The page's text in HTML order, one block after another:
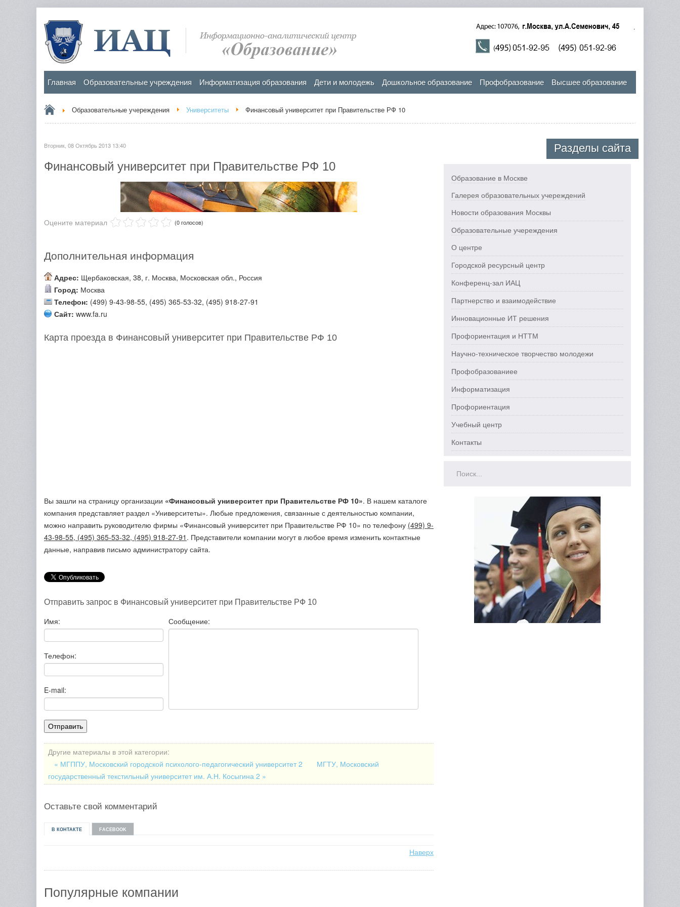
Главная Образовательные учреждения Информатизация образования Дети и молодежь Дошкольное образование Профобразование Высшее образование
Образовательные учереждения Университеты Финансовый университет при Правительстве РФ 10
Вторник, 08 Октябрь 2013 13:40
Финансовый университет при Правительстве РФ 10
Оцените материал (0 голосов)
Дополнительная информация
Адрес: Щербаковская, 38, г. Москва, Московская обл., Россия
Город: Москва
Телефон: (499) 9-43-98-55, (495) 365-53-32, (495) 918-27-91
Сайт: www.fa.ru
Карта проезда в Финансовый университет при Правительстве РФ 10
Вы зашли на страницу организации «Финансовый университет при Правительстве РФ 10». В нашем каталоге
компания представляет раздел «Университеты». Любые предложения, связанные с деятельностью компании,
можно направить руководителю фирмы «Финансовый университет при Правительстве РФ 10» по телефону (499) 9-
43-98-55, (495) 365-53-32, (495) 918-27-91 . Представители компании могут в любое время изменить контактные
данные, направив письмо администратору сайта.
Отправить запрос в Финансовый университет при Правительстве РФ 10
Имя:
Телефон:
E-mail:
Сообщение:
Другие материалы в этой категории:
« МГППУ, Московский городской психолого-педагогический университет 2
МГТУ, Московский
государственный текстильный университет им. А.Н. Косыгина 2 »
Оставьте свой комментарий
В КОНТАКТЕ FACEBOOK
Наверх
Популярные компании
Разделы сайта
Образование в Москве
Галерея образовательных учереждений
Новости образования Москвы
Образовательные учереждения
О центре
Городской ресурсный центр
Конференц-зал ИАЦ
Партнерство и взаимодействие
Инновационные ИТ решения
Профориентация и НТТМ
Научно-техническое творчество молодежи
Профобразованиее
Информатизация
Профориентация
Учебный центр
Контакты